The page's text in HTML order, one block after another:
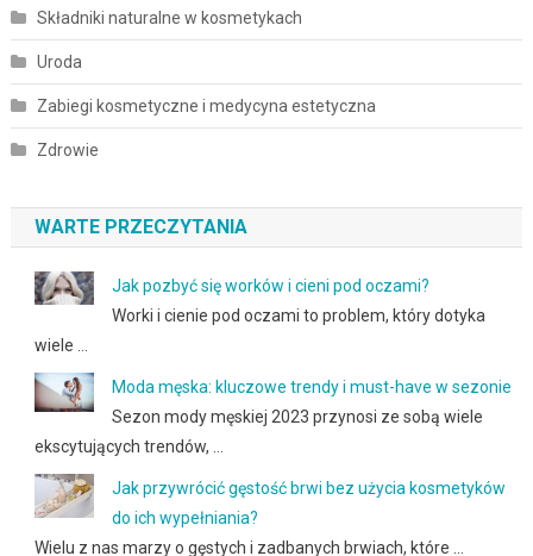
Składniki naturalne w kosmetykach
Uroda
Zabiegi kosmetyczne i medycyna estetyczna
Zdrowie
WARTE PRZECZYTANIA
Jak pozbyć się worków i cieni pod oczami?
Worki i cienie pod oczami to problem, który dotyka
wiele …
Moda męska: kluczowe trendy i must-have w sezonie
Sezon mody męskiej 2023 przynosi ze sobą wiele
ekscytujących trendów, …
Jak przywrócić gęstość brwi bez użycia kosmetyków
do ich wypełniania?
Wielu z nas marzy o gęstych i zadbanych brwiach, które …